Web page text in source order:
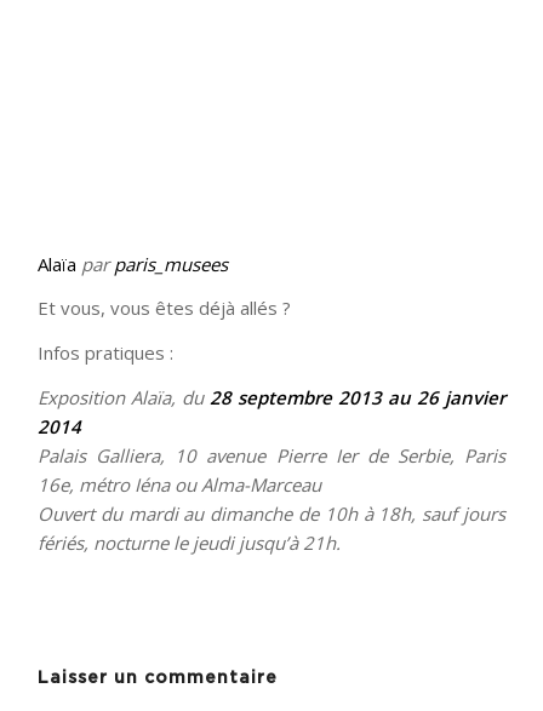
Alaïa parparis_musees
Et vous, vous êtes déjà allés ?
Infos pratiques :
Exposition Alaïa, du 28 septembre 2013 au 26 janvier
2014
Palais Galliera, 10 avenue Pierre Ier de Serbie, Paris
16e, métro Iéna ou Alma-Marceau
Ouvert du mardi au dimanche de 10h à 18h, sauf jours
fériés, nocturne le jeudi jusqu’à 21h.
Laisser un commentaire